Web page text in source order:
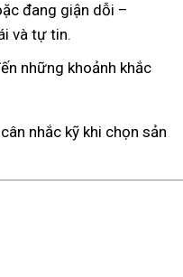
đang giận dỗi –
và tự tin.
những khoảnh khắc
nhắc kỹ khi chọn sản